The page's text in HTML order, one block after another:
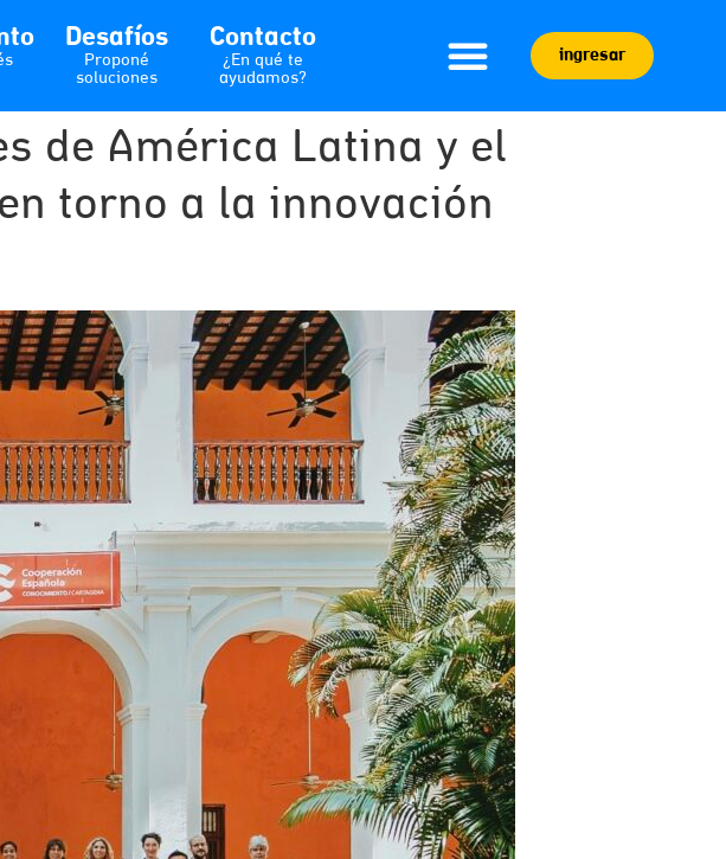
Desafíos
Proponé
soluciones
Contacto
¿En qué te
ayudamos?
ingresar
de América Latina y el
torno a la innovación